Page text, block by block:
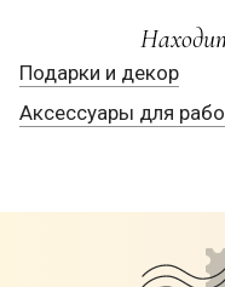
Подарки и декор
Аксессуары для